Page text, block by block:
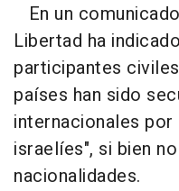
En un
Libertad ha
participantes
países han sido
internacionales
israelíes", si bien
nacionalidades.